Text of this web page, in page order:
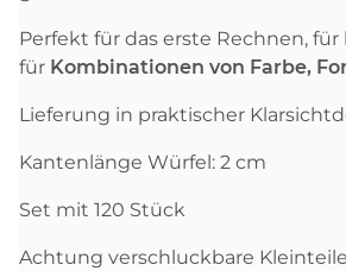
Perfekt für das erste Rechnen, für
für Kombinationen von Farbe,
Lieferung in praktischer
Kantenlänge Würfel: 2 cm
Set mit 120 Stück
Achtung verschluckbare